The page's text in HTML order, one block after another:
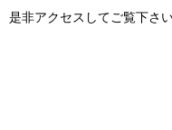
是非アクセスしてご覧下さ